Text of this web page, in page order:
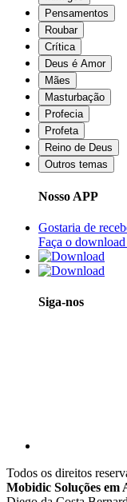
Pensamentos
Roubar
Crítica
Deus é Amor
Mães
Masturbação
Profecia
Profeta
Reino de Deus
Outros temas
Nosso APP
Gostaria de
Faça o
Siga-nos
Todos os direitos
Mobidic Soluções em